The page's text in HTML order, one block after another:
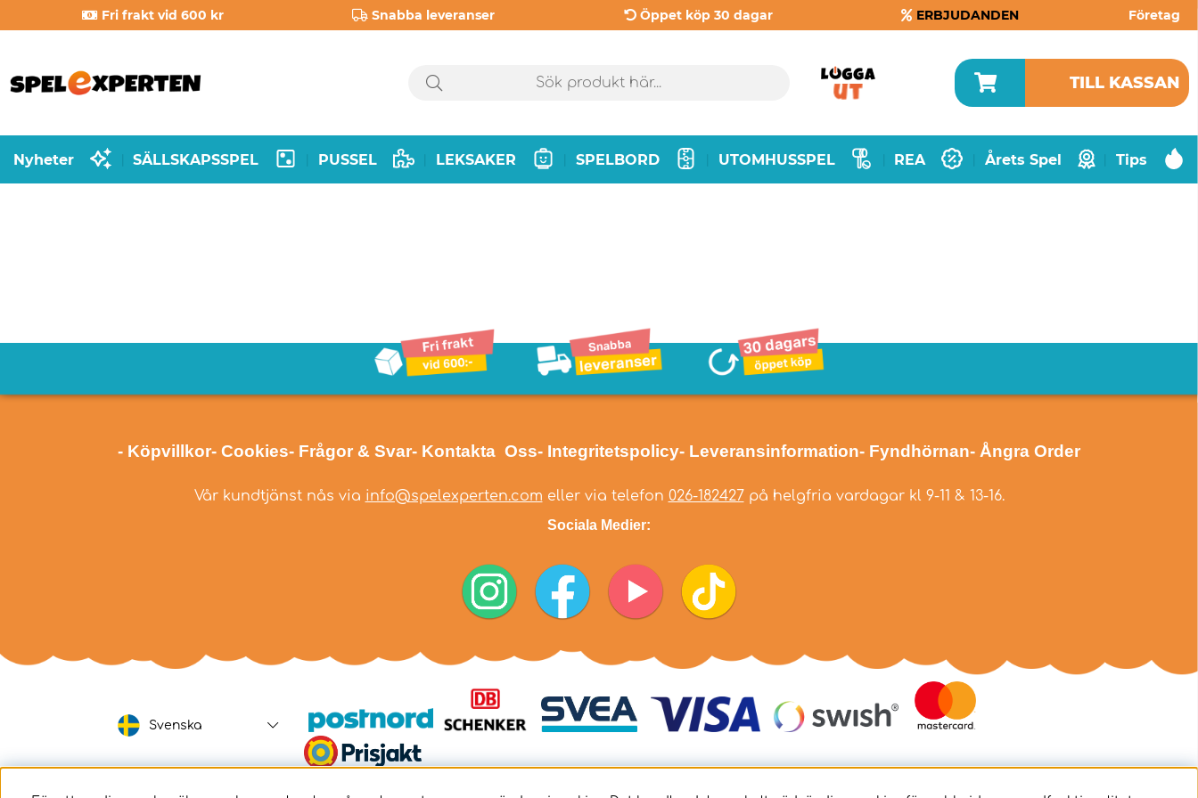
Fri frakt vid 600 kr Snabba leveranser Öppet köp 30 dagar ERBJUDANDEN Företag
TILL KASSAN
Nyheter SÄLLSKAPSSPEL PUSSEL LEKSAKER SPELBORD UTOMHUSSPEL REA Årets Spel Tips
- Köpvillkor- Cookies- Frågor & Svar- Kontakta Oss- Integritetspolicy- Leveransinformation- Fyndhörnan- Ångra Order
Vår kundtjänst nås via info@spelexperten.com eller via telefon 026-182427på helgfria vardagar kl 9-11 & 13-16.
Sociala Medier:
Svenska